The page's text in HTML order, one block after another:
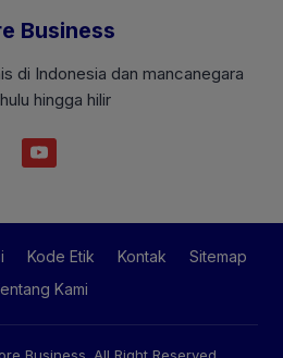
Business
di Indonesia dan mancanegara
hingga hilir
Kode Etik Kontak
Sitemap
Kami
Business . All Right Reserved.